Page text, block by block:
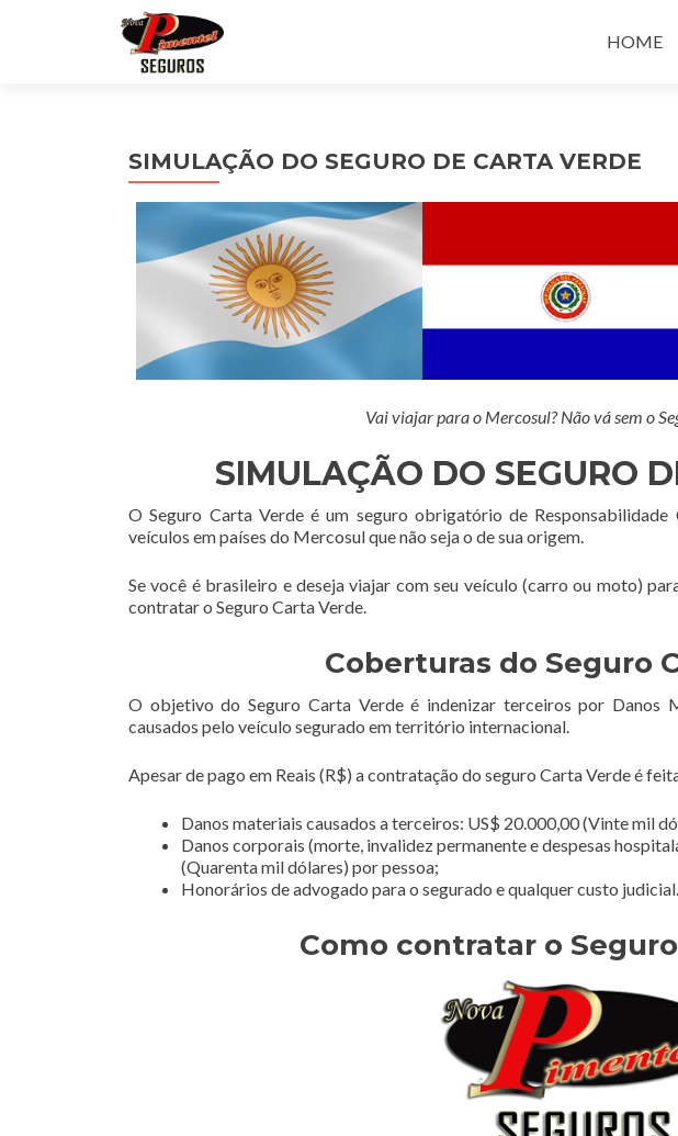
HOME
SIMULAÇÃO DO SEGURO DE CARTA VERDE
Vai viajar para o Mercosul? Não vá sem o
SIMULAÇÃO DO SEGURO
O Seguro Carta Verde é um seguro obrigatório de
veículos em países do Mercosul que não seja o de sua origem.
Se você é brasileiro e deseja viajar com seu veículo (carro ou moto)
contratar o Seguro Carta Verde.
Coberturas do Seguro
O objetivo do Seguro Carta Verde é indenizar terceiros por Danos
causados pelo veículo segurado em território internacional.
Apesar de pago em Reais (R$) a contratação do seguro Carta Verde é
Danos materiais causados a terceiros: US$ 20.000,00 (Vinte mil
Danos corporais (morte, invalidez permanente e despesas
(Quarenta mil dólares) por pessoa;
Honorários de advogado para o segurado e qualquer custo judicial.
Como contratar o